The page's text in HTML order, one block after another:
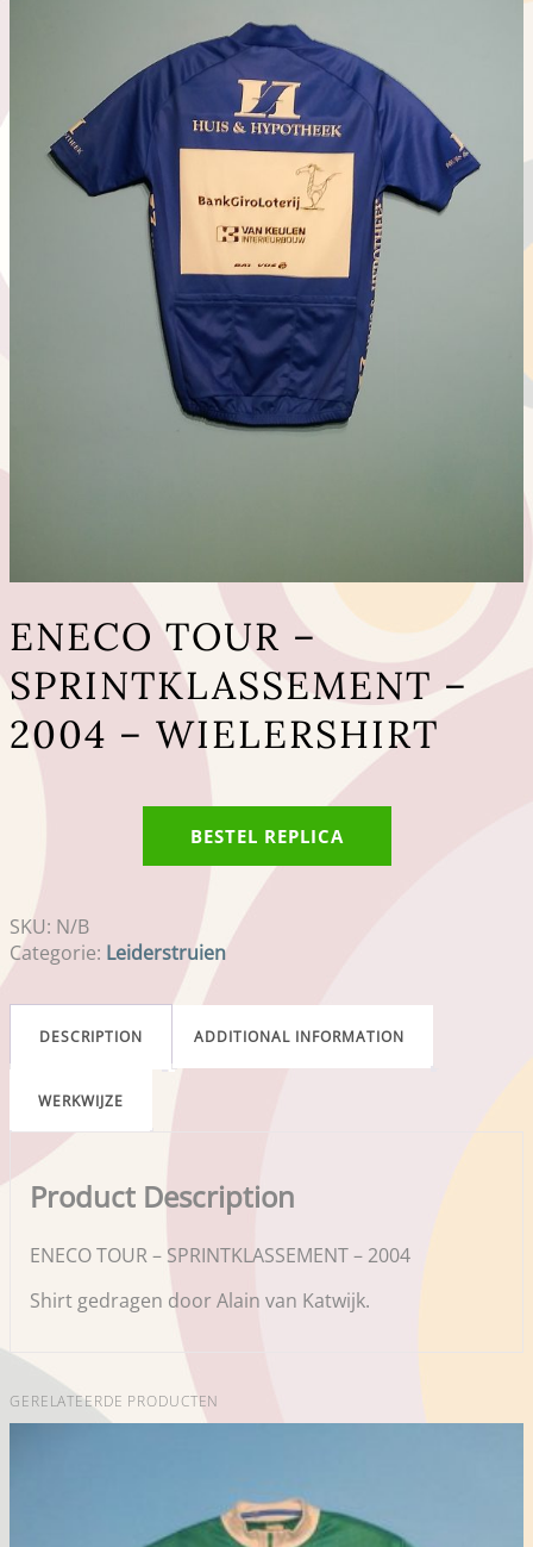
ENECO TOUR –
SPRINTKLASSEMENT –
2004 – WIELERSHIRT
BESTEL REPLICA
SKU: N/B
Categorie: Leiderstruien
DESCRIPTION ADDITIONAL INFORMATION
WERKWIJZE
Product Description
ENECO TOUR – SPRINTKLASSEMENT – 2004
Shirt gedragen door Alain van Katwijk.
GERELATEERDE PRODUCTEN